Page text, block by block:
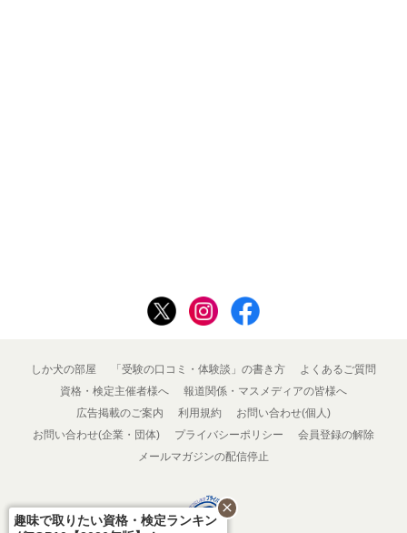
しか犬の部屋 「受験の口コミ・体験談」の書き方
よくあるご質問
資格・検定主催者様へ
報道関係・マスメディアの皆様へ
広告掲載のご案内
利用規約
お問い合わせ(個人)
お問い合わせ(企業・団体)
プライバシーポリシー
会員登録の解除
メールマガジンの配信停止
趣味で取りたい資格・検定ランキン
close